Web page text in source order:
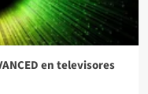
en televisores